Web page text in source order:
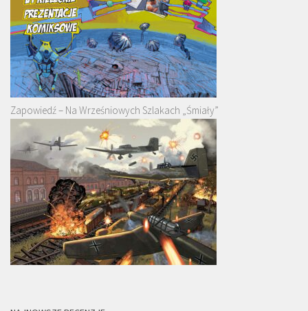
Zapowiedź – Na Wrześniowych Szlakach „Śmiały”